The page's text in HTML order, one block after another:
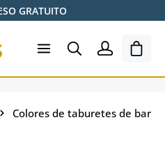
GRATUITO
El
Colores de taburetes de bar